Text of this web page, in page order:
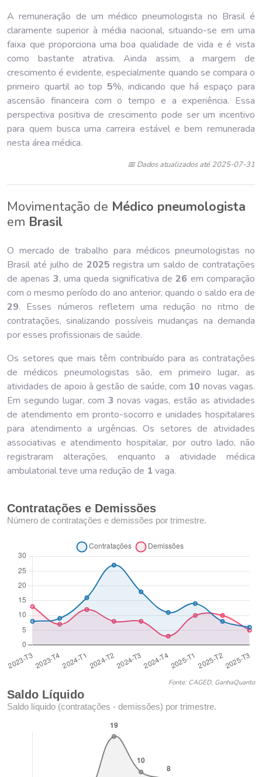
A remuneração de um médico pneumologista no Brasil é
claramente superior à média nacional, situando-se em uma
faixa que proporciona uma boa qualidade de vida e é vista
como bastante atrativa. Ainda assim, a margem de
crescimento é evidente, especialmente quando se compara o
primeiro quartil ao top 5%, indicando que há espaço para
ascensão financeira com o tempo e a experiência. Essa
perspectiva positiva de crescimento pode ser um incentivo
para quem busca uma carreira estável e bem remunerada
nesta área médica.
📅 Dados atualizados até 2025-07-31
Movimentação de Médico pneumologista
em Brasil
O mercado de trabalho para médicos pneumologistas no
Brasil até julho de 2025 registra um saldo de contratações
de apenas 3, uma queda significativa de26 em comparação
com o mesmo período do ano anterior, quando o saldo era de
29. Esses números refletem uma redução no ritmo de
contratações, sinalizando possíveis mudanças na demanda
por esses profissionais de saúde.
Os setores que mais têm contribuído para as contratações
de médicos pneumologistas são, em primeiro lugar, as
atividades de apoio à gestão de saúde, com 10 novas vagas.
Em segundo lugar, com 3 novas vagas, estão as atividades
de atendimento em pronto-socorro e unidades hospitalares
para atendimento a urgências. Os setores de atividades
associativas e atendimento hospitalar, por outro lado, não
registraram alterações, enquanto a atividade médica
ambulatorial teve uma redução de 1 vaga.
Contratações e Demissões
Número de contratações e demissões por trimestre.
Fonte: CAGED, GanhaQuanto
Saldo Líquido
Saldo líquido (contratações - demissões) por trimestre.